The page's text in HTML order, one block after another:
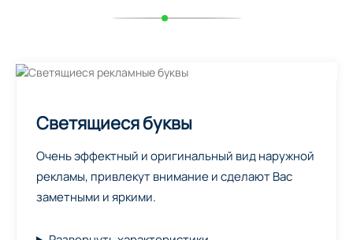
Светящиеся буквы
Очень эффектный и оригинальный вид наружной
рекламы, привлекут внимание и сделают Вас
заметными и яркими.